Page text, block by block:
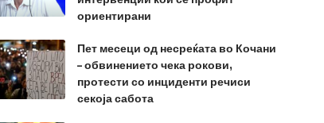
ориентирани
Пет месеци од несреќата во Кочани
– обвинението чека рокови,
протести со инциденти речиси
секоја сабота